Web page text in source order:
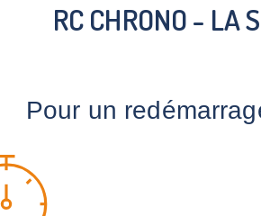
RC CHRONO - LA
Pour un